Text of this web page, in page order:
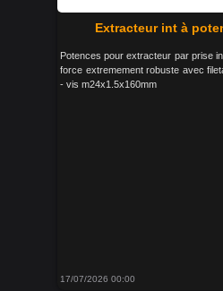
Extracteur int à
Potences pour extracteur par prise
force extremement robuste avec
- vis m24x1.5x160mm
17/07/2026 00:00